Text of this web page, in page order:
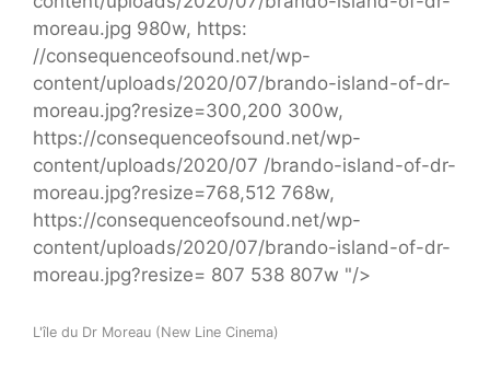
moreau.jpg 980w, https:
//consequenceofsound.net/wp-
content/uploads/2020/07/brando-island-of-dr-
moreau.jpg?resize=300,200 300w,
https://consequenceofsound.net/wp-
content/uploads/2020/07 /brando-island-of-dr-
moreau.jpg?resize=768,512 768w,
https://consequenceofsound.net/wp-
content/uploads/2020/07/brando-island-of-dr-
moreau.jpg?resize= 807 538 807w "/>
L'île du Dr Moreau (New Line Cinema)